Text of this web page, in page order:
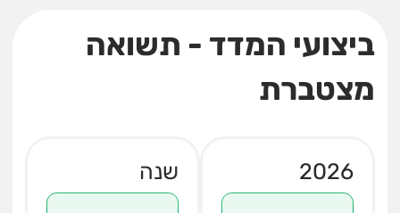
ביצועי המדד - תשואה
מצטברת
2026
שנה